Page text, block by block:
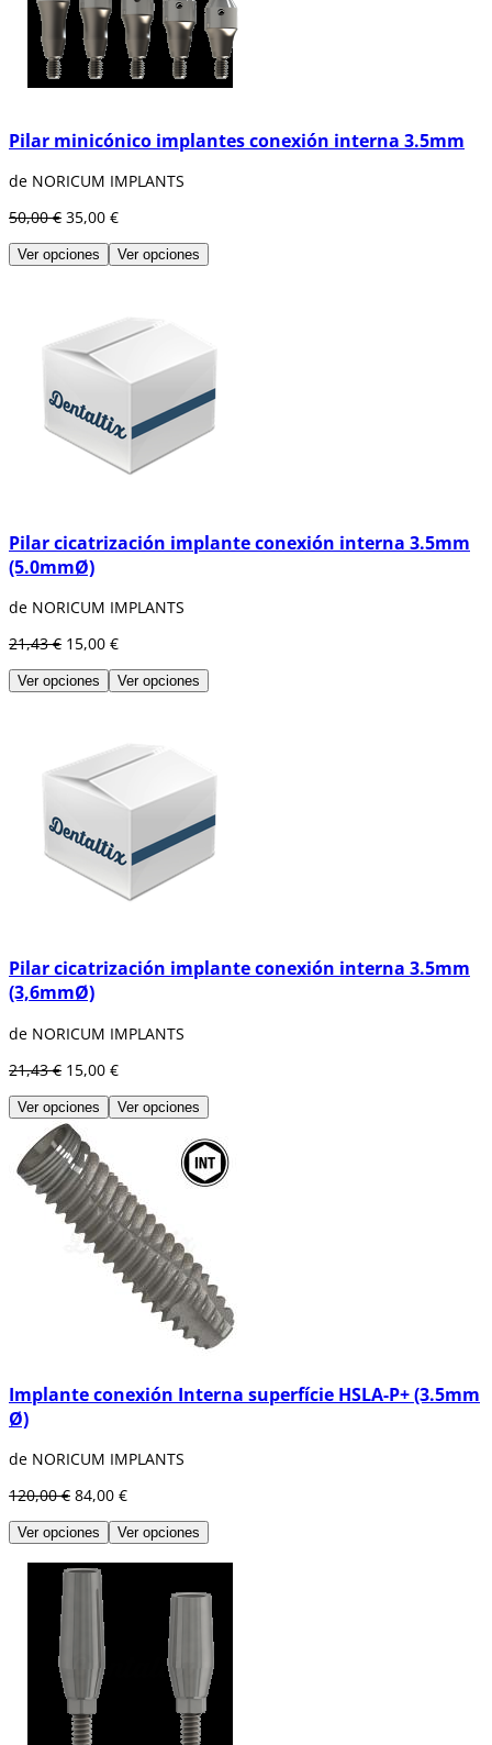
Pilar minicónico implantes conexión interna 3.5mm
de NORICUM IMPLANTS
50,00 € 35,00 €
Ver opciones Ver opciones
Pilar cicatrización implante conexión interna 3.5mm
(5.0mmØ)
de NORICUM IMPLANTS
21,43 € 15,00 €
Ver opciones Ver opciones
Pilar cicatrización implante conexión interna 3.5mm
(3,6mmØ)
de NORICUM IMPLANTS
21,43 € 15,00 €
Ver opciones Ver opciones
Implante conexión Interna superfície HSLA-P+ (3.5mm
Ø)
de NORICUM IMPLANTS
120,00 € 84,00 €
Ver opciones Ver opciones